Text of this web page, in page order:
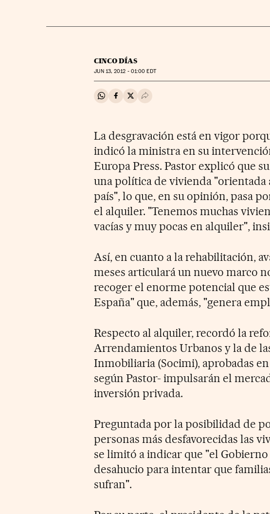
CINCO DÍAS
JUN13, 2012 - 01:00 EDT
Compartir en Whatsapp
Compartir en Facebook
Compartir en Twitter
Desplegar Redes Sociales
La desgravación está en vigor
indicó la ministra en su
Europa Press. Pastor explicó que
una política de vivienda "orientada
país", lo que, en su opinión, pasa
el alquiler. "Tenemos muchas
vacías y muy pocas en alquiler",
Así, en cuanto a la rehabilitación,
meses articulará un nuevo marco
recoger el enorme potencial que
España" que, además, "genera
Respecto al alquiler, recordó la
Arrendamientos Urbanos y la de
Inmobiliaria (Socimi), aprobadas
según Pastor- impulsarán el
inversión privada.
Preguntada por la posibilidad de
personas más desfavorecidas las
se limitó a indicar que "el
desahucio para intentar que
sufran".